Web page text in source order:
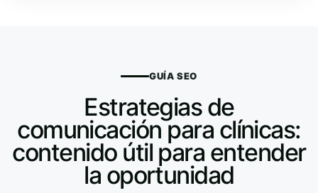
GUÍA SEO
Estrategias de
comunicación para clínicas:
contenido útil para entender
la oportunidad